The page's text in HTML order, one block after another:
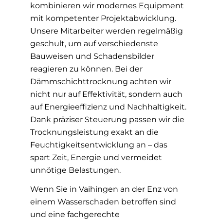
kombinieren wir modernes Equipment
mit kompetenter Projektabwicklung.
Unsere Mitarbeiter werden regelmäßig
geschult, um auf verschiedenste
Bauweisen und Schadensbilder
reagieren zu können. Bei der
Dämmschichttrocknung achten wir
nicht nur auf Effektivität, sondern auch
auf Energieeffizienz und Nachhaltigkeit.
Dank präziser Steuerung passen wir die
Trocknungsleistung exakt an die
Feuchtigkeitsentwicklung an – das
spart Zeit, Energie und vermeidet
unnötige Belastungen.
Wenn Sie in Vaihingen an der Enz von
einem Wasserschaden betroffen sind
und eine fachgerechte